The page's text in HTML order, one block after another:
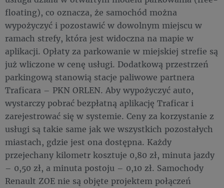
floating), co oznacza, że samochód można
wypożyczyć i pozostawić w dowolnym miejscu w
ramach strefy, która jest widoczna na mapie w
aplikacji. Opłaty za parkowanie w miejskiej strefie są
już wliczone w cenę usługi. Dodatkową przestrzeń
parkingową stanowią stacje paliwowe partnera
Traficara – PKN ORLEN. Aby wypożyczyć auto,
wystarczy pobrać bezpłatną aplikację Traficar i
zarejestrować się w systemie. Ceny za korzystanie z
usługi są takie same jak we wszystkich pozostałych
miastach, gdzie jest ona dostępna. Każdy
przejechany kilometr kosztuje 0,80 zł, minuta jazdy
– 0,50 zł, a minuta postoju – 0,10 zł. Samochody
Renault ZOE nie są objęte projektem połączeń